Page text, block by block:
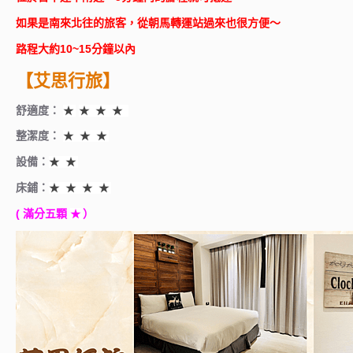
如果是南來北往的旅客，從朝馬轉運站過來也很方便～
路程大約10~15分鐘以內
【艾思行旅】
舒適度： ★ ★ ★ ★
整潔度： ★ ★ ★
設備： ★ ★
床鋪： ★ ★ ★ ★
( 滿分五顆 ★ ）